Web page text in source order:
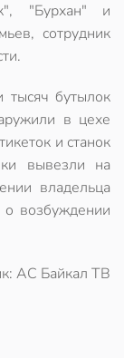
"Бурхан" и
сотрудник
бутылок
в цехе
и станок
вывезли на
владельца
о возбуждении
АС Байкал ТВ